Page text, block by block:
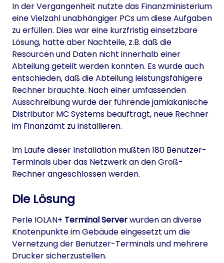
In der Vergangenheit nutzte das Finanzministerium
eine Vielzahl unabhängiger PCs um diese Aufgaben
zu erfüllen. Dies war eine kurzfristig einsetzbare
Lösung, hatte aber Nachteile, z.B. daß die
Resourcen und Daten nicht innerhalb einer
Abteilung geteilt werden konnten. Es wurde auch
entschieden, daß die Abteilung leistungsfähigere
Rechner brauchte. Nach einer umfassenden
Ausschreibung wurde der führende jamiakanische
Distributor MC Systems beauftragt, neue Rechner
im Finanzamt zu installieren.
Im Laufe dieser Installation mußten 180 Benutzer-
Terminals über das Netzwerk an den Groß-
Rechner angeschlossen werden.
Die Lösung
Perle IOLAN+ Terminal Serverwurden an diverse
Knotenpunkte im Gebäude eingesetzt um die
Vernetzung der Benutzer-Terminals und mehrere
Drucker sicherzustellen.